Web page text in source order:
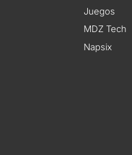
Juegos
MDZ Tech
Napsix